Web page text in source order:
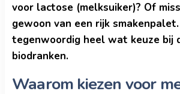
voor lactose (melksuiker)? Of
gewoon van een rijk
tegenwoordig heel wat keuze bij
biodranken.
Waarom kiezen voor